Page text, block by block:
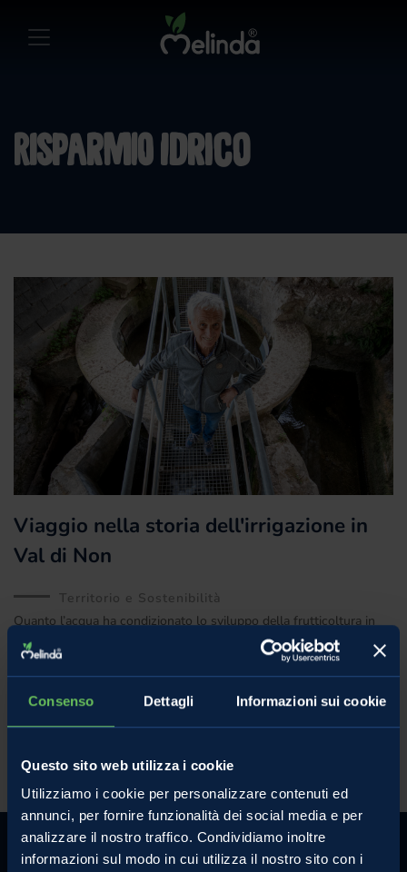
Consenso Dettagli Informazioni sui cookie
Questo sito web utilizza i cookie
Utilizziamo i cookie per personalizzare contenuti ed
annunci, per fornire funzionalità dei social media e per
analizzare il nostro traffico. Condividiamo inoltre
informazioni sul modo in cui utilizza il nostro sito con i
risparmio idrico
Viaggio nella storia dell'irrigazione in
Val di Non
Territorio e Sostenibilità
Quanto l’acqua ha condizionato lo sviluppo della frutticoltura in
Val di Non? Tutti sappiamo molto bene che l’acqua è elemento
imprescindibile per l’agricoltura e da anni